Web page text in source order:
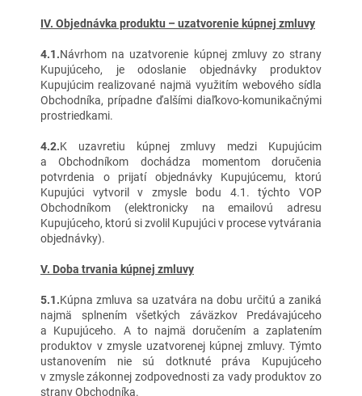
IV. Objednávka produktu – uzatvorenie kúpnej zmluvy
4.1.Návrhom na uzatvorenie kúpnej zmluvy zo strany
Kupujúceho, je odoslanie objednávky produktov
Kupujúcim realizované najmä využitím webového sídla
Obchodníka, prípadne ďalšími diaľkovo-komunikačnými
prostriedkami.
4.2.K uzavretiu kúpnej zmluvy medzi Kupujúcim
a Obchodníkom dochádza momentom doručenia
potvrdenia o prijatí objednávky Kupujúcemu, ktorú
Kupujúci vytvoril v zmysle bodu 4.1. týchto VOP
Obchodníkom (elektronicky na emailovú adresu
Kupujúceho, ktorú si zvolil Kupujúci v procese vytvárania
objednávky).
V. Doba trvania kúpnej zmluvy
5.1.Kúpna zmluva sa uzatvára na dobu určitú a zaniká
najmä splnením všetkých záväzkov Predávajúceho
a Kupujúceho. A to najmä doručením a zaplatením
produktov v zmysle uzatvorenej kúpnej zmluvy. Týmto
ustanovením nie sú dotknuté práva Kupujúceho
v zmysle zákonnej zodpovednosti za vady produktov zo
strany Obchodníka.